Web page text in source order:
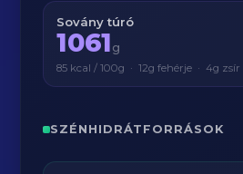
Sovány túró
1061 g
85 kcal / 100g · 12g fehérje · 4g zsír
SZÉNHIDRÁTFORRÁSOK